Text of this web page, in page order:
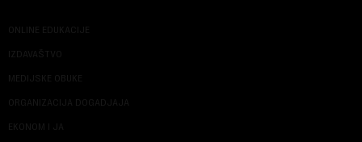
ONLINE EDUKACIJE
IZDAVAŠTVO
MEDIJSKE OBUKE
ORGANIZACIJA DOGADJAJA
EKONOM I JA